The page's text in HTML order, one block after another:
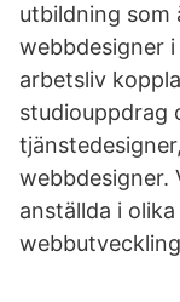
utbildning som
webbdesigner
arbetsliv
studiouppdrag
webbdesigner.
anställda i